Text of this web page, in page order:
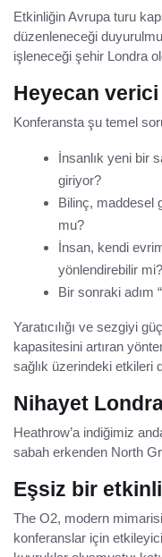
Etkinliğin Avrupa turu
düzenleneceği
işleneceği şehir Londra
Heyecan
Konferansta şu temel
İnsanlık yeni bir
giriyor?
Bilinç, maddesel
mu?
İnsan, kendi
yönlendirebilir mi?
Bir sonraki adım
Yaratıcılığı ve sezgiyi
kapasitesini artıran
sağlık üzerindeki etkileri
Nihayet
Heathrow’a indiğimiz
sabah erkenden North
Eşsiz bir
The O2, modern
konferanslar için